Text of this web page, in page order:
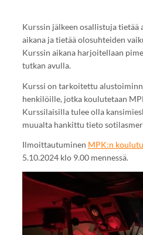
Kurssin jälkeen osallistuja tietää
aikana ja tietää olosuhteiden
Kurssin aikana harjoitellaan
tutkan avulla.
Kurssi on tarkoitettu
henkilöille, jotka koulutetaan
Kurssilaisilla tulee olla
muualta hankittu tieto
Ilmoittautuminen MPK:n
5.10.2024 klo 9.00 mennessä.